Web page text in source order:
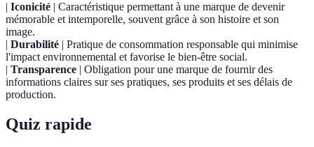
| Iconicité | Caractéristique permettant à une marque de devenir
mémorable et intemporelle, souvent grâce à son histoire et son
image.
| Durabilité | Pratique de consommation responsable qui minimise
l'impact environnemental et favorise le bien-être social.
| Transparence | Obligation pour une marque de fournir des
informations claires sur ses pratiques, ses produits et ses délais de
production.
Quiz rapide